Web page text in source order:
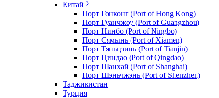
Китай
Порт Гонконг (Port of Hong Kong)
Порт Гуанчжоу (Port of Guangzhou)
Порт Нинбо (Port of Ningbo)
Порт Сямынь (Port of Xiamen)
Порт Тяньцзинь (Port of Tianjin)
Порт Циндао (Port of Qingdao)
Порт Шанхай (Port of Shanghai)
Порт Шэньчжэнь (Port of Shenzhen)
Таджикистан
Турция